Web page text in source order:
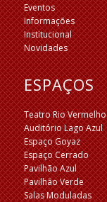
Eventos
Informações
Institucional
Novidades
ESPAÇOS
Teatro Rio Vermelho
Auditório Lago Azul
Espaço Goyaz
Espaço Cerrado
Pavilhão Azul
Pavilhão Verde
Salas Moduladas